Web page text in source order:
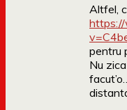
Altfel,
pentru
Nu